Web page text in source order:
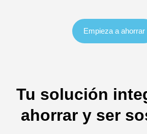
Empieza a ahorrar
Tu solución
ahorrar y ser